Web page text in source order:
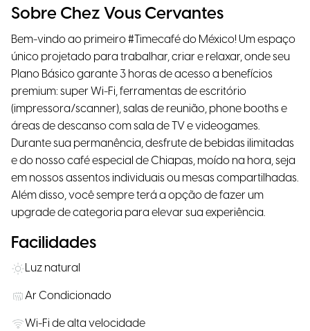
Sobre Chez Vous Cervantes
Bem-vindo ao primeiro #Timecafé do México! Um espaço
único projetado para trabalhar, criar e relaxar, onde seu
Plano Básico garante 3 horas de acesso a benefícios
premium: super Wi-Fi, ferramentas de escritório
(impressora/scanner), salas de reunião, phone booths e
áreas de descanso com sala de TV e videogames.
Durante sua permanência, desfrute de bebidas ilimitadas
e do nosso café especial de Chiapas, moído na hora, seja
em nossos assentos individuais ou mesas compartilhadas.
Além disso, você sempre terá a opção de fazer um
upgrade de categoria para elevar sua experiência.
Facilidades
Luz natural
Ar Condicionado
Wi-Fi de alta velocidade